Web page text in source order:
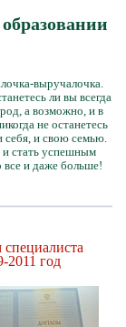
выручалочка.
ли вы всегда
а возможно, и в
не останетесь
себя, и свою семью.
и стать успешным
и даже больше!
2011 год